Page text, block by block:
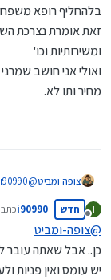
בלהחליף רופא משפחה
זאת אומרת נצרכת
ומשירותיות וכו'
ואולי אני חושב
מחיר ותו לא.
צופה ומביט@
i90990
בלהחליף
זאת
ואולי
בסיס
I
מנותק
חדש i90990
@צופה-ומביט
כן.. אבל שאתה עובר
יש עומס ואין פניות